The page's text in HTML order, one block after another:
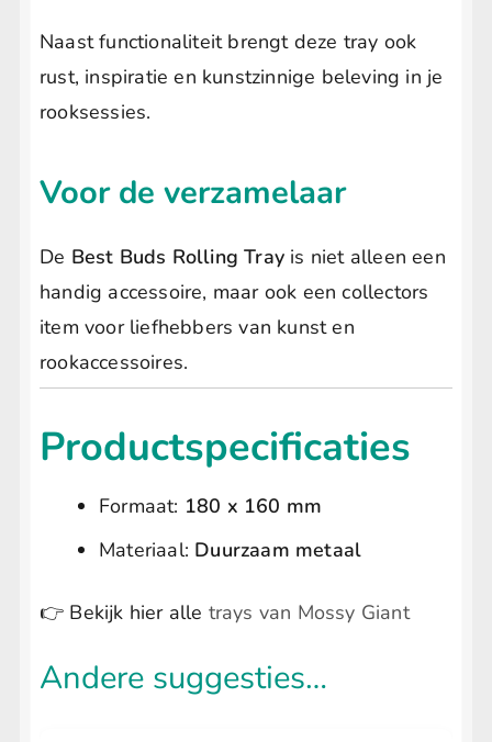
Naast functionaliteit brengt deze tray ook
rust, inspiratie en kunstzinnige beleving in je
rooksessies.
Voor de verzamelaar
De Best Buds Rolling Tray is niet alleen een
handig accessoire, maar ook een collectors
item voor liefhebbers van kunst en
rookaccessoires.
Productspecificaties
Formaat: 180 x 160 mm
Materiaal: Duurzaam metaal
👉 Bekijk hier alle trays van Mossy Giant
Andere suggesties…